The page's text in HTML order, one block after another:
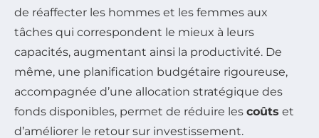
de réaffecter les hommes et les femmes aux
tâches qui correspondent le mieux à leurs
capacités, augmentant ainsi la productivité. De
même, une planification budgétaire rigoureuse,
accompagnée d’une allocation stratégique des
fonds disponibles, permet de réduire les coûts et
d’améliorer le retour sur investissement.